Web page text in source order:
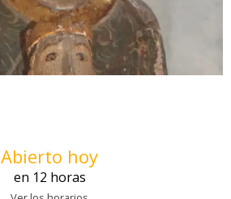
Abierto hoy
en 12 horas